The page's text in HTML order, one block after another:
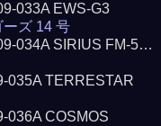
033A EWS-G3
ズ 14 号
034A SIRIUS FM-5…
035A TERRESTAR
036A COSMOS